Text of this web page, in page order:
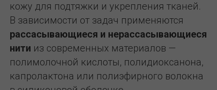
кожу для подтяжки и укрепления тканей.
В зависимости от задач применяются
рассасывающиеся и нерассасывающиеся
нити из современных материалов —
полимолочной кислоты, полидиоксанона,
капролактона или полиэфирного волокна